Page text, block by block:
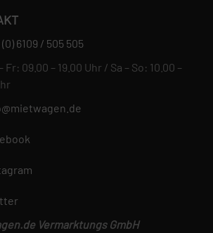
(0) 6109 / 505 505
Fr: 09.00 – 19.00 Uhr / Sa – So: 10.00 –
Vermarktungs GmbH